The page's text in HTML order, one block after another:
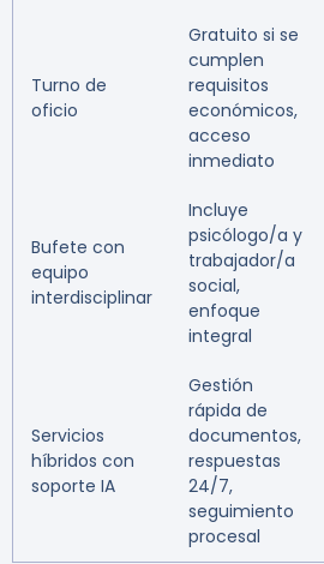
Turno de
oficio
Gratuito si se
cumplen
requisitos
económicos,
acceso
inmediato
Bufete con
equipo
interdisciplinar
Incluye
psicólogo/a y
trabajador/a
social,
enfoque
integral
Servicios
híbridos con
soporte IA
Gestión
rápida de
documentos,
respuestas
24/7,
seguimiento
procesal